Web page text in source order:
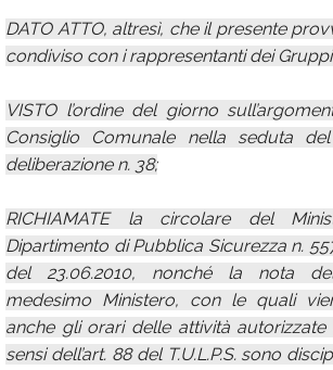
DATO ATTO, altresì, che il presente
condiviso con i rappresentanti dei
VISTO l’ordine del giorno
Consiglio Comunale nella seduta
deliberazione n. 38;
RICHIAMATE la circolare del
Dipartimento di Pubblica Sicurezza n.
del 23.06.2010, nonché la nota
medesimo Ministero, con le quali
anche gli orari delle attività
sensi dell’art. 88 del T.U.L.P.S. sono